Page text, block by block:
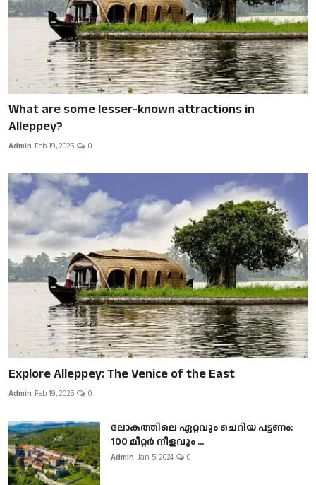
What are some lesser-known attractions in
Alleppey?
Admin Feb 19, 2025 0
Explore Alleppey: The Venice of the East
Admin Feb 19, 2025 0
ലോകത്തിലെ ഏറ്റവും ചെറിയ പട്ടണം:
100 മീറ്റർ നീളവും ...
Admin Jan 5, 2024 0